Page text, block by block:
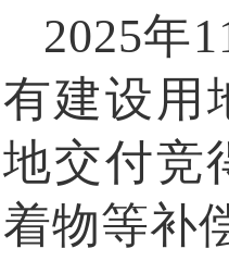
2025年
有建设用
地交付竞
着物等补